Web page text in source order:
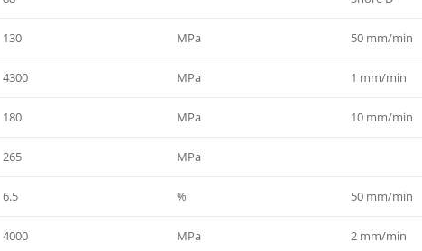
130 MPa 50 mm/min
4300 MPa 1 mm/min
180 MPa 10 mm/min
265 MPa
6.5 % 50 mm/min
4000 MPa 2 mm/min